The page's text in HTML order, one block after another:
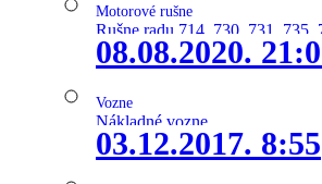
Motorové rušne
Rušne radu 714, 730, 731,
08.08.2020.
Vozne
Nákladné vozne
03.12.2017. 8:55